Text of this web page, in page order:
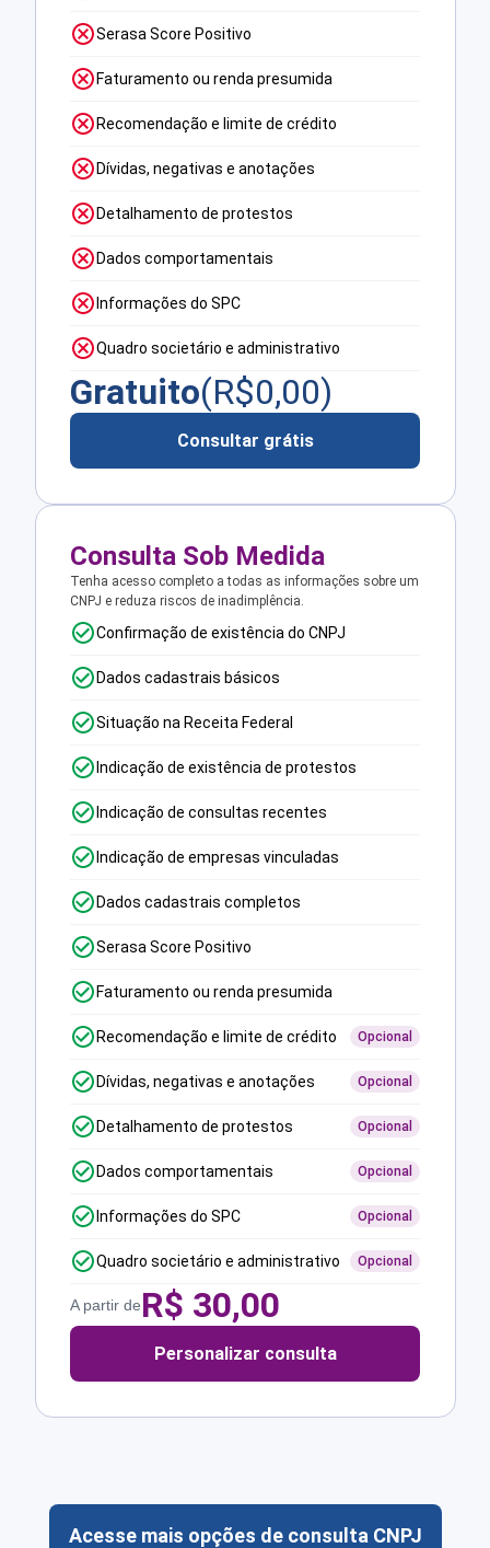
Serasa Score Positivo
Faturamento ou renda presumida
Recomendação e limite de crédito
Dívidas, negativas e anotações
Detalhamento de protestos
Dados comportamentais
Informações do SPC
Quadro societário e administrativo
Gratuito(R$0,00)
Consultar grátis
Consulta Sob Medida
Tenha acesso completo a todas as informações sobre um
CNPJ e reduza riscos de inadimplência.
Confirmação de existência do CNPJ
Dados cadastrais básicos
Situação na Receita Federal
Indicação de existência de protestos
Indicação de consultas recentes
Indicação de empresas vinculadas
Dados cadastrais completos
Serasa Score Positivo
Faturamento ou renda presumida
Recomendação e limite de crédito Opcional
Dívidas, negativas e anotações Opcional
Detalhamento de protestos Opcional
Dados comportamentais Opcional
Informações do SPC Opcional
Quadro societário e administrativo Opcional
A partir deR$ 30,00
Personalizar consulta
Acesse mais opções de consulta CNPJ